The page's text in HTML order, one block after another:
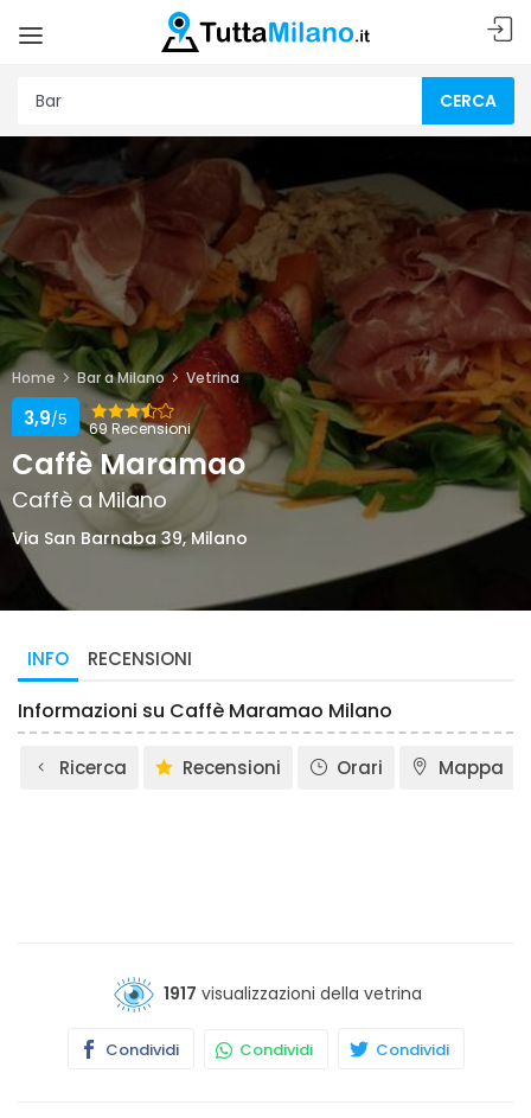
CERCA
Home Bar a Milano Vetrina
69 Recensioni
3,9/5
Caffè Maramao
Caffè a Milano
Via San Barnaba 39, Milano
INFO RECENSIONI
Informazioni su Caffè Maramao Milano
Ricerca Recensioni Orari Mappa
1917 visualizzazioni della vetrina
Condividi Condividi Condividi